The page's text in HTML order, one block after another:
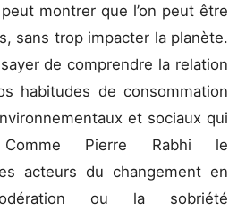
montrer que l’on peut être
sans trop impacter la planète.
de comprendre la relation
habitudes de consommation
et sociaux qui
Pierre Rabhi le
acteurs du changement en
ou la sobriété